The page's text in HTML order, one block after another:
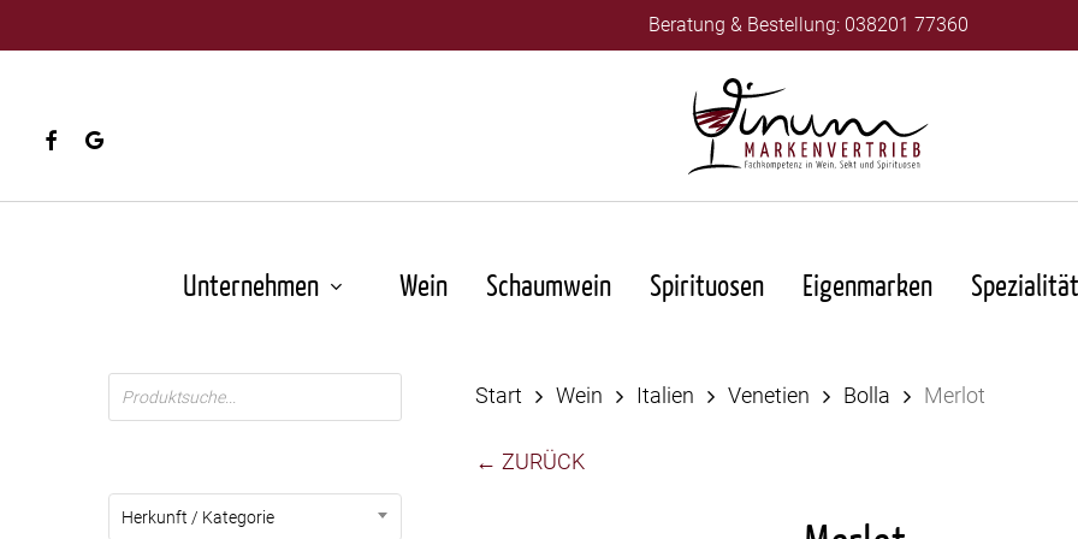
to
content
Beratung & Bestellung: 038201 77360
facebookgoogle-
Unternehmen Wein Schaumwein Spirituosen Eigenmarken
Products
search
Herkunft / Kategorie
Start Wein Italien Venetien Bolla Merlot
← ZURÜCK